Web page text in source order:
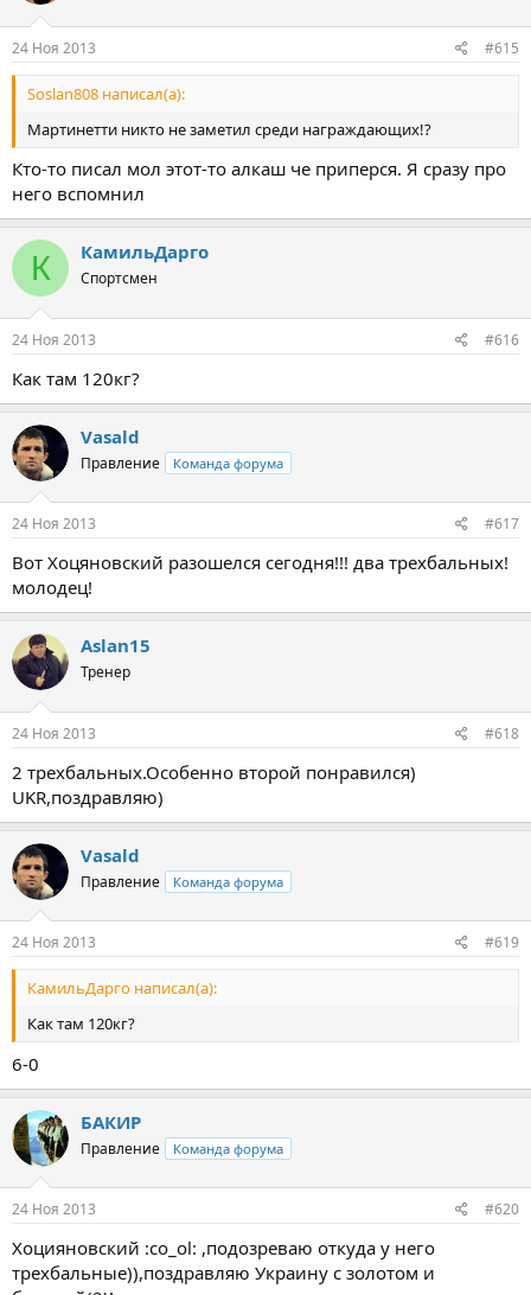
24 Ноя 2013 #615
Soslan808 написал(а):
Мартинетти никто не заметил среди награждающих!?
Кто-то писал мол этот-то алкаш че приперся. Я сразу про
него вспомнил
К КамильДарго
Спортсмен
24 Ноя 2013 #616
Как там 120кг?
Vasald
Правление Команда форума
24 Ноя 2013 #617
Вот Хоцяновский разошелся сегодня!!! два трехбальных!
молодец!
Aslan15
Тренер
24 Ноя 2013 #618
2 трехбальных.Особенно второй понравился)
UKR,поздравляю)
Vasald
Правление Команда форума
24 Ноя 2013 #619
КамильДарго написал(а):
Как там 120кг?
6-0
БАКИР
Правление Команда форума
24 Ноя 2013 #620
Хоцияновский :co_ol: ,подозреваю откуда у него
трехбальные)),поздравляю Украину с золотом и